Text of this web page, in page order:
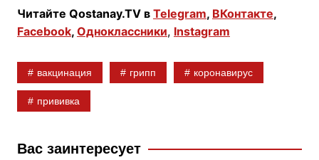
c
e
o
o
n
o
l
a
l
e
r
Читайте Qostanay.TV в Telegram, ВКонтакте,
Facebook, Одноклассники, Instagram
вакцинация грипп коронавирус
прививка
Вас заинтересует